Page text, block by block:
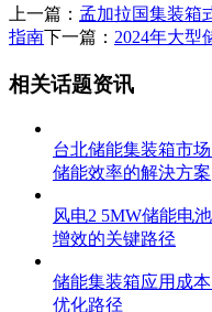
上一篇： 孟加拉国集装箱
指南下一篇： 2024年大型
相关话题资讯
台北储能集装箱市
储能效率的解決方案
风电2 5MW储能电
增效的关键路径
储能集装箱应用成
优化路径